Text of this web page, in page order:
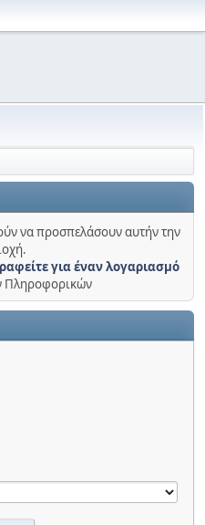
να προσπελάσουν αυτήν την
για έναν λογαριασμό
Πληροφορικών